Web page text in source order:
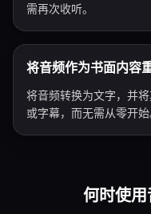
需再次收听。
将音频作为书面内容
将音频转换为文字，并
或字幕，而无需从零开始
何时使